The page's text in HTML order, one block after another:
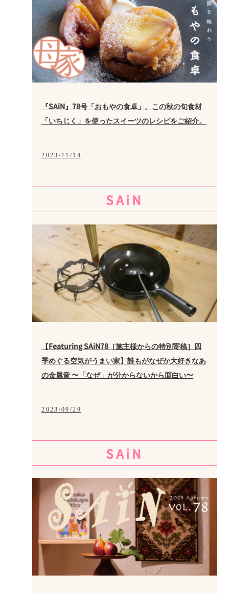
『SAiN』78号「おもやの食卓」、この秋の旬食材
「いちじく」を使ったスイーツのレシピをご紹介。
2023/11/14
SAiN
【Featuring SAiN78［施主様からの特別寄稿］四
季めぐる空気がうまい家】誰もがなぜか大好きなあ
の金属音 〜「なぜ」が分からないから面白い〜
2023/09/29
SAiN